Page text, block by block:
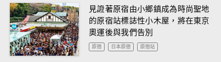
見證著原宿由小鄉鎮成為時尚聖地
的原宿站標誌性小木屋 ， 將在東京
奧運後與我們告別
原宿 日本原宿 原宿站